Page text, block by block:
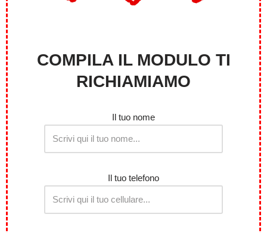
COMPILA IL MODULO TI
RICHIAMIAMO
Il tuo nome
Il tuo telefono